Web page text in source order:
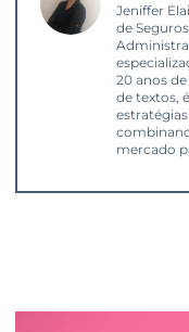
Jeniffer
de
20 anos
de textos,
mercado